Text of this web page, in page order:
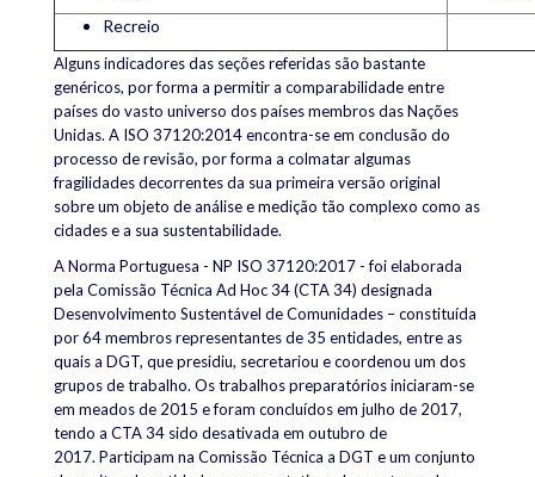
Recreio
Alguns indicadores das seções referidas são bastante
genéricos, por forma a permitir a comparabilidade entre
países do vasto universo dos países membros dasNações
Unidas. A ISO 37120:2014 encontra-se em conclusão do
processo de revisão, por forma a colmatar algumas
fragilidades decorrentes da sua primeira versão original
sobre um objeto de análise e medição tão complexo como as
cidades e a sua sustentabilidade.
A Norma Portuguesa - NP ISO 37120:2017 - foi elaborada
pela Comissão Técnica Ad Hoc 34 (CTA 34) designada
Desenvolvimento Sustentável de Comunidades – constituída
por64 membros representantes de 35 entidades, entre as
quais a DGT, que presidiu, secretariou e coordenou um dos
grupos de trabalho. Os trabalhos preparatórios iniciaram-se
em meados de 2015 e foram concluídos em julho de 2017,
tendo a CTA 34 sido desativada em outubro de
2017. Participam na Comissão Técnica a DGT e um conjunto